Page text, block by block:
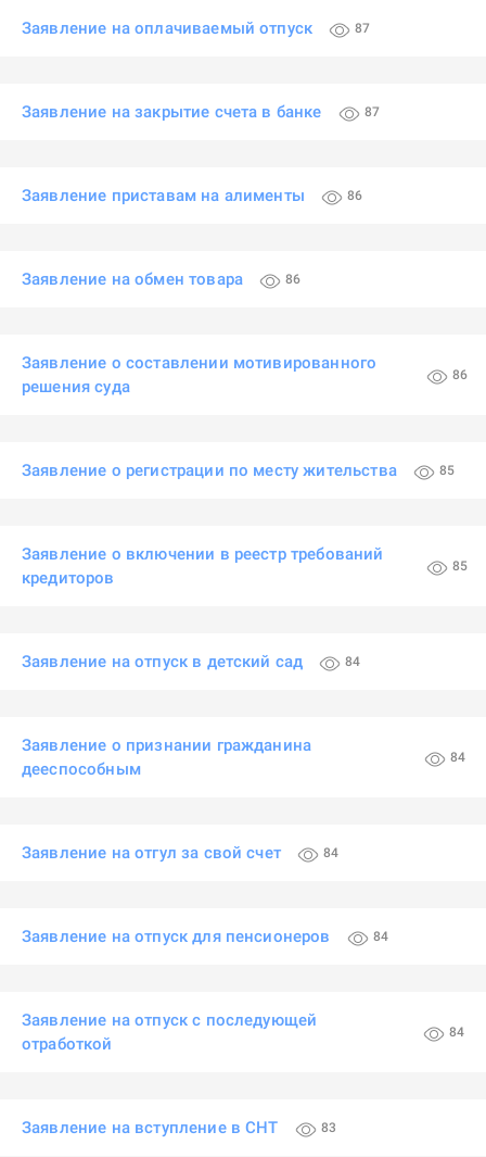
Заявление на оплачиваемый отпуск 87
Заявление на закрытие счета в банке 87
Заявление приставам на алименты 86
Заявление на обмен товара 86
Заявление о составлении мотивированного
решения суда
86
Заявление о регистрации по месту жительства 85
Заявление о включении в реестр требований
кредиторов
85
Заявление на отпуск в детский сад 84
Заявление о признании гражданина
дееспособным
84
Заявление на отгул за свой счет 84
Заявление на отпуск для пенсионеров 84
Заявление на отпуск с последующей
отработкой
84
Заявление на вступление в СНТ 83